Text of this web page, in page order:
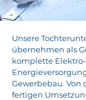
Unsere
übernehmen als
komplette
Gewerbebau. Von
fertigen